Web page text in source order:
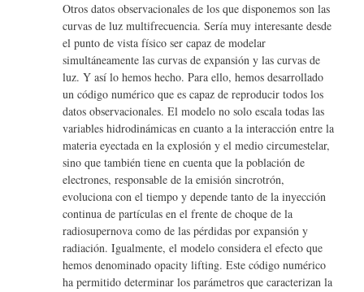
Otros datos observacionales de los que disponemos son las
curvas de luz multifrecuencia. Sería muy interesante desde
el punto de vista físico ser capaz de modelar
simultáneamente las curvas de expansión y las curvas de
luz. Y así lo hemos hecho. Para ello, hemos desarrollado
un código numérico que es capaz de reproducir todos los
datos observacionales. El modelo no solo escala todas las
variables hidrodinámicas en cuanto a la interacción entre la
materia eyectada en la explosión y el medio circumestelar,
sino que también tiene en cuenta que la población de
electrones, responsable de la emisión sincrotrón,
evoluciona con el tiempo y depende tanto de la inyección
continua de partículas en el frente de choque de la
radiosupernova como de las pérdidas por expansión y
radiación. Igualmente, el modelo considera el efecto que
hemos denominado opacity lifting. Este código numérico
ha permitido determinar los parámetros que caracterizan la